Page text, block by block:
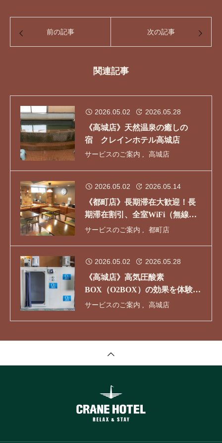
前の記事 次の記事
関連記事
2026.05.02 2026.05.28
《高城店》天然温泉の癒しの
宿 クレインホテル高城店
サービスのご案内 高城店
2026.05.02 2026.05.14
《都町店》長期滞在大歓迎！長
期滞在割引、全室WiFi（無線
LAN） 完備、無料ランドリーあ
サービスのご案内 都町店
2026.05.02 2026.05.28
《高城店》高気圧酸素
BOX（O2BOX）の効果を体験し
てください！
サービスのご案内 高城店